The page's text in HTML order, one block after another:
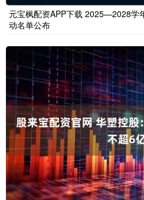
元宝枫配资APP下载 2025—2028学
动名单公布